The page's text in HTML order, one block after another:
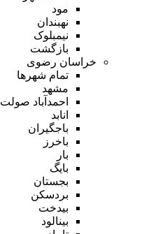
مود
نهبندان
نیمبلوک
بازگشت
خراسان رضوی
تمام شهر‌ها
مشهد
احمدآباد صولت
انابد
باجگیران
باخرز
بار
بایگ
بجستان
بردسکن
بیدخت
بینالود